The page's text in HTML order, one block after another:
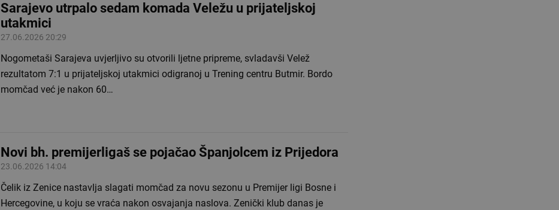
Sarajevo utrpalo sedam komada Veležu u prijateljskoj
utakmici
27.06.2026 20:29
Nogometaši Sarajeva uvjerljivo su otvorili ljetne pripreme, svladavši Velež
rezultatom 7:1 u prijateljskoj utakmici odigranoj u Trening centru Butmir. Bordo
momčad već je nakon 60…
Novi bh. premijerligaš se pojačao Španjolcem iz Prijedora
23.06.2026 14:04
Čelik iz Zenice nastavlja slagati momčad za novu sezonu u Premijer ligi Bosne i
Hercegovine, u koju se vraća nakon osvajanja naslova. Zenički klub danas je